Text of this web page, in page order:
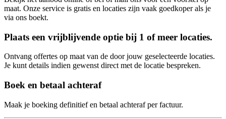
maat. Onze service is gratis en locaties zijn vaak goedkoper als je
via ons boekt.
Plaats een vrijblijvende optie bij 1 of meer locaties.
Ontvang offertes op maat van de door jouw geselecteerde locaties.
Je kunt details indien gewenst direct met de locatie bespreken.
Boek en betaal achteraf
Maak je boeking definitief en betaal achteraf per factuur.